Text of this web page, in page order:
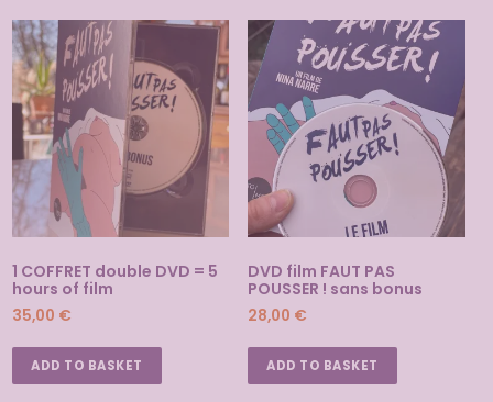
Mammifère Mutin
film sur l’allaitement maternel
Shop
Films et livres de Nina Narre
r
e
d
b
y
p
u
1 COFFRET double DVD = 5
hours of film
35,00 €
ADD TO BASKET
DVD film FAUT PAS
POUSSER ! sans bonus
28,00 €
ADD TO BASKET